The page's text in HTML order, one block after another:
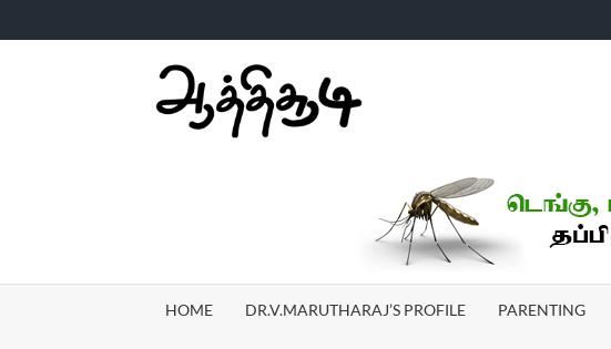
to
TV
HOME DR.V.MARUTHARAJ’S PROFILE PARENTING